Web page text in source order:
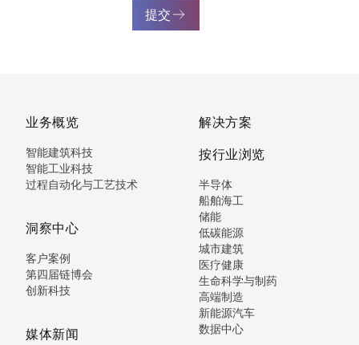
提交
业务概览
智能建筑科技
智能工业科技
过程自动化与工艺技术
洞察中心
客户案例
第四届链博会
创新科技
媒体新闻
解决方案
按行业浏览
半导体
船舶海工
储能
低碳能源
城市建筑
医疗健康
生命科学与制药
高端制造
新能源汽车
数据中心